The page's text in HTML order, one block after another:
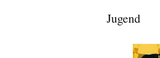
News: Herren2. Mannschaft
Jugend